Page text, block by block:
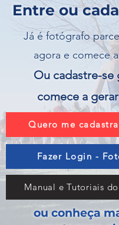
Entre ou
Já é fotógrafo
agora e comece
Ou cadastre-se
comece a
Quero me
Fazer Login -
Manual e Tutoriais
ou conheça